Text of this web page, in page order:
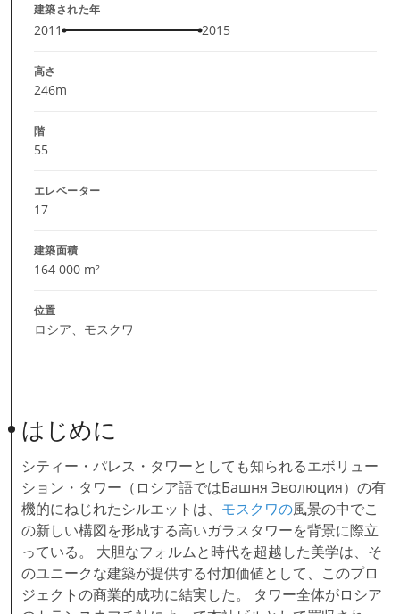
建築された年
2011 2015
高さ
246m
階
55
エレベーター
17
建築面積
164 000 m²
位置
ロシア、モスクワ
はじめに
シティー・パレス・タワーとしても知られるエボリュー
ション・タワー（ロシア語ではБашня Эволюция）の有
機的にねじれたシルエットは、 モスクワの風景の中でこ
の新しい構図を形成する高いガラスタワーを背景に際立
っている。 大胆なフォルムと時代を超越した美学は、そ
のユニークな建築が提供する付加価値として、このプロ
ジェクトの商業的成功に結実した。 タワー全体がロシア